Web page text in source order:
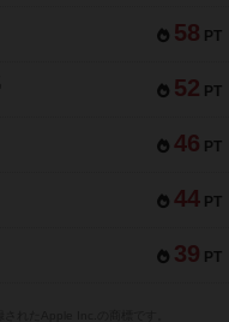
58 PT
52 PT
46 PT
44 PT
39 PT